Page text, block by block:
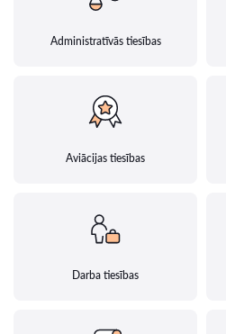
Administratīvās tiesības
Aviācijas tiesības
Darba tiesības